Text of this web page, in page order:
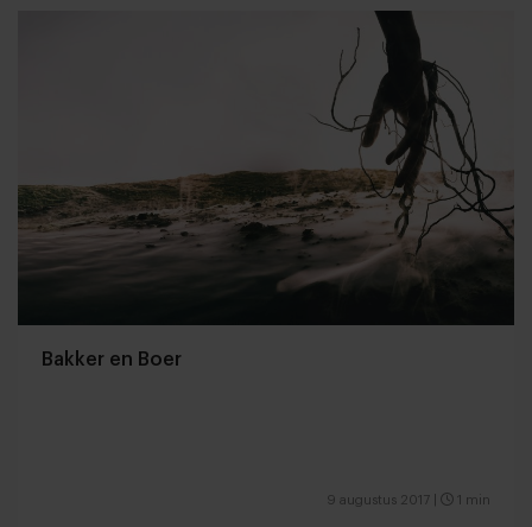
Bakker en Boer
9 augustus 2017 1 min